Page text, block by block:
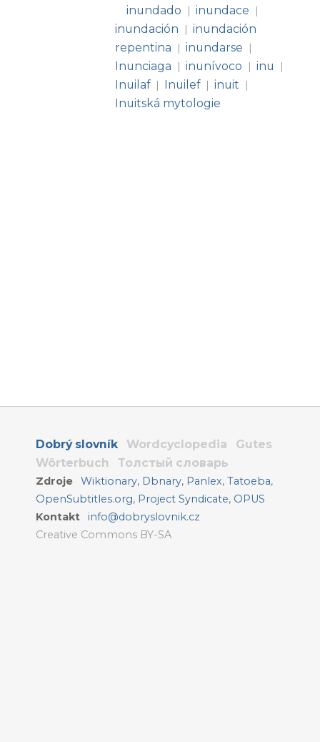
inundado | inundace |
inundación | inundación
repentina
| inundarse |
Inunciaga | inunívoco | inu |
Inuilaf | Inuilef | inuit |
Inuitská mytologie
Dobrý slovník Wordcyclopedia
Gutes
Wörterbuch
Толстый словарь
Zdroje Wiktionary, Dbnary, Panlex,Tatoeba,
OpenSubtitles.org, Project Syndicate, OPUS
Kontakt
info@dobryslovnik.cz
Creative Commons BY-SA